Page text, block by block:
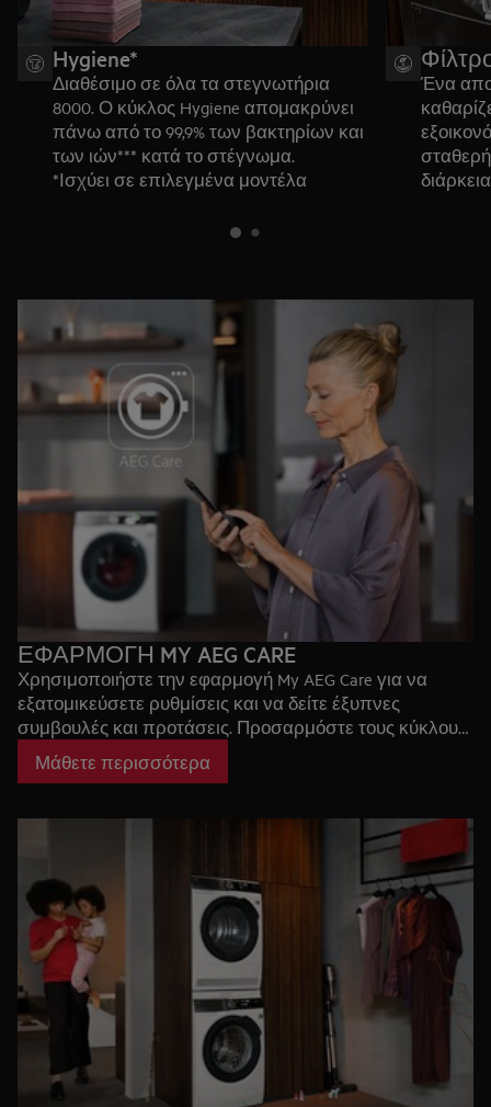
Hygiene*
Διαθέσιμο σε όλα τα στεγνωτήρια
8000. Ο κύκλος Hygiene απομακρύνει
πάνω από το 99,9% των βακτηρίων και
των ιών*** κατά το στέγνωμα.
*Ισχύει σε επιλεγμένα μοντέλα
Ένα
ΕΦΑΡΜΟΓΗ MY AEG CARE
Χρησιμοποιήστε την εφαρμογή My AEG Care για να
εξατομικεύσετε ρυθμίσεις και να δείτε έξυπνες
συμβουλές και προτάσεις. Προσαρμόστε τους κύκλους
πλύσης και στείλτε οδηγίες στη συσκευή σας για να την
προσαρμόσετε στις ανάγκες και τις συνήθειες σας.
Μάθετε περισσότερα